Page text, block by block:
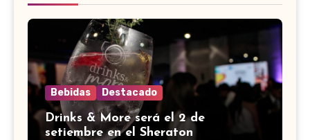
Bebidas Destacado
Drinks & More será el 2 de
setiembre en el Sheraton